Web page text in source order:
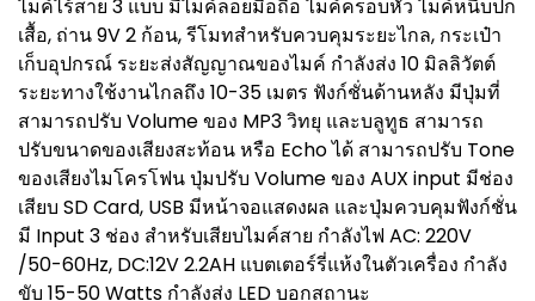
ไมค์ไร้สาย 3 แบบ มีไมค์ลอยมือถือ ไมค์ครอบหัว ไมค์หนีบปก
เสื้อ, ถ่าน 9V 2 ก้อน, รีโมทสำหรับควบคุมระยะไกล, กระเป๋า
เก็บอุปกรณ์ ระยะส่งสัญญาณของไมค์ กำลังส่ง 10 มิลลิวัตต์
ระยะทางใช้งานไกลถึง 10-35 เมตร ฟังก์ชั่นด้านหลัง มีปุ่มที่
สามารถปรับ Volume ของ MP3 วิทยุ และบลูทูธ สามารถ
ปรับขนาดของเสียงสะท้อน หรือ Echo ได้ สามารถปรับ Tone
ของเสียงไมโครโฟน ปุ่มปรับ Volume ของ AUX input มีช่อง
เสียบ SD Card, USB มีหน้าจอแสดงผล และปุ่มควบคุมฟังก์ชั่น
มี Input 3 ช่อง สำหรับเสียบไมค์สาย กำลังไฟ AC: 220V
/50-60Hz, DC:12V 2.2AH แบตเตอร์รี่แห้งในตัวเครื่อง กำลัง
ขับ 15-50 Watts กำลังส่ง LED บอกสถานะ